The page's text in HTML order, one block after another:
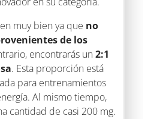
muy bien ya que no
de los
encontrarás un2:1
. Esta proporción está
para entrenamientos
Al mismo tiempo,
cantidad de casi 200 mg.